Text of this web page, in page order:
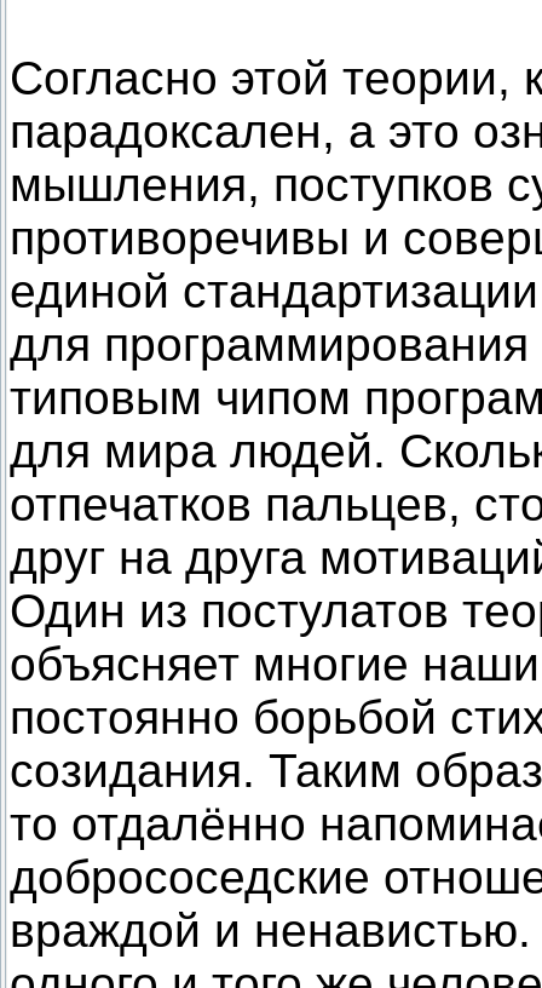
Согласно этой
парадоксален, а это
мышления, поступков
противоречивы и
единой
для программирования
типовым чипом
для мира людей.
отпечатков пальцев,
друг на друга
Один из постулатов
объясняет многие
постоянно борьбой
созидания. Таким
то отдалённо
добрососедские
враждой и